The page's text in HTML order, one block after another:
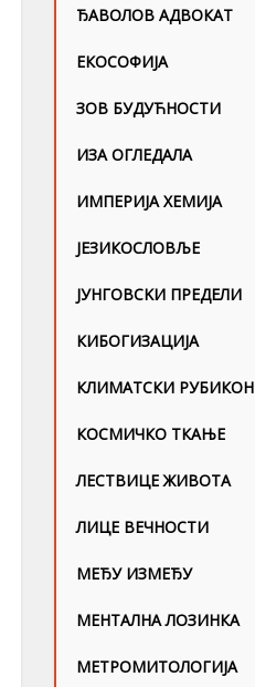
ЂАВОЛОВ АДВОКАТ
ЕКОСОФИЈА
ЗОВ БУДУЋНОСТИ
ИЗА ОГЛЕДАЛА
ИМПЕРИЈА ХЕМИЈА
ЈЕЗИКОСЛОВЉЕ
ЈУНГОВСKИ ПРЕДЕЛИ
КИБОГИЗАЦИЈА
КЛИМАТСКИ РУБИКОН
КОСМИЧКО ТКАЊЕ
ЛЕСТВИЦЕ ЖИВОТА
ЛИЦЕ ВЕЧНОСТИ
МЕЂУ ИЗМЕЂУ
МЕНТАЛНА ЛОЗИНКА
МЕТРОМИТОЛОГИЈА